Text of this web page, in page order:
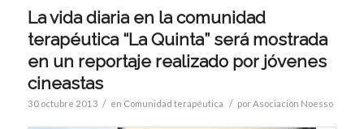
La vida diaria en la comunidad
terapéutica “La Quinta” será mostrada
en un reportaje realizado por jóvenes
cineastas
30 octubre 2013 / en Comunidad terapéutica / porAsociación Noesso